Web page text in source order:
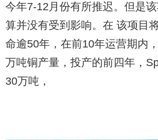
今年7-12月份有所推迟。但是
算并没有受到影响。在 该项目
命逾50年，在前10年运营期内
万吨铜产量，投产的前四年，
30万吨，